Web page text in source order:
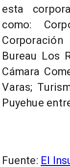
esta
como:
Bureau Los
Cámara
Varas;
Puyehue
Fuente: El